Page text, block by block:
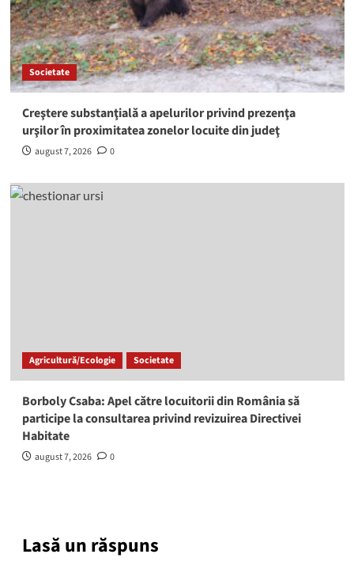
Societate
Creştere substanţială a apelurilor privind prezenţa
urşilor în proximitatea zonelor locuite din judeţ
august 7, 2026 0
Agricultură/Ecologie Societate
Borboly Csaba: Apel către locuitorii din România să
participe la consultarea privind revizuirea Directivei
Habitate
august 7, 2026 0
Lasă un răspuns